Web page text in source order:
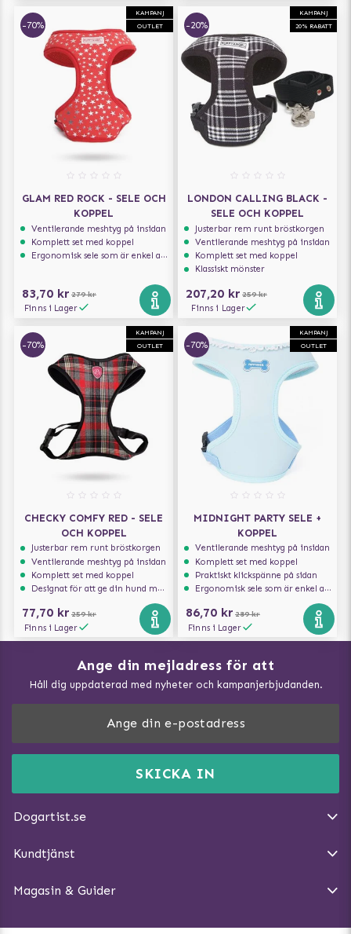
KAMPANJ
OUTLET
-70%
GLAM RED ROCK - SELE OCH
KOPPEL
Ventilerande meshtyg på insidan
Komplett set med koppel
Ergonomisk sele som är enkel att ta på och av
83,70 kr 279 kr
Finns i Lager
KAMPANJ
20% RABATT
-20%
LONDON CALLING BLACK -
SELE OCH KOPPEL
Justerbar rem runt bröstkorgen
Ventilerande meshtyg på insidan
Komplett set med koppel
Klassiskt mönster
207,20 kr 259 kr
Finns i Lager
KAMPANJ
OUTLET
-70%
CHECKY COMFY RED - SELE
OCH KOPPEL
Justerbar rem runt bröstkorgen
Ventilerande meshtyg på insidan
Komplett set med koppel
Designat för att ge din hund maximal komfort
77,70 kr 259 kr
Finns i Lager
KAMPANJ
OUTLET
-70%
MIDNIGHT PARTY SELE +
KOPPEL
Ventilerande meshtyg på insidan
Komplett set med koppel
Praktiskt klickspänne på sidan
Ergonomisk sele som är enkel att ta på och av
86,70 kr 289 kr
Finns i Lager
Ange din mejladress för att
Håll dig uppdaterad med nyheter och kampanjerbjudanden.
SKICKA IN
Dogartist.se
DogArtist.se drivs av:
E-post:info@dogartist.se
Kundtjänst
Ångra Köp
Magasin & Guider
Vad kan hundar äta?
Träna Nose Work hemma
Så gör du promenaden roligare
Hundbäddar